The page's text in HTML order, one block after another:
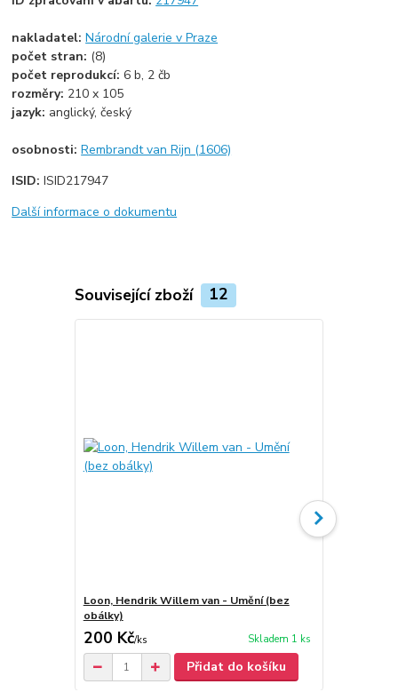
nakladatel:Národní galerie v Praze
počet stran: (8)
počet reprodukcí:6 b, 2 čb
rozměry: 210 x 105
jazyk: anglický, český
osobnosti:Rembrandt van Rijn (1606)
ISID:ISID217947
Další informace o dokumentu
Související zboží 12
Loon, Hendrik Willem van - Umění (bez
obálky)
200 Kč/ks Skladem 1 ks
Přidat do košíku